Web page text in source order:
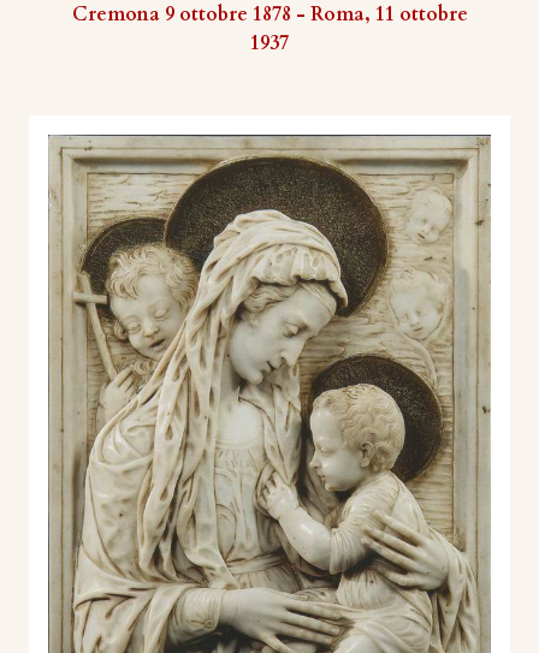
Cremona 9 ottobre 1878 - Roma, 11 ottobre
1937